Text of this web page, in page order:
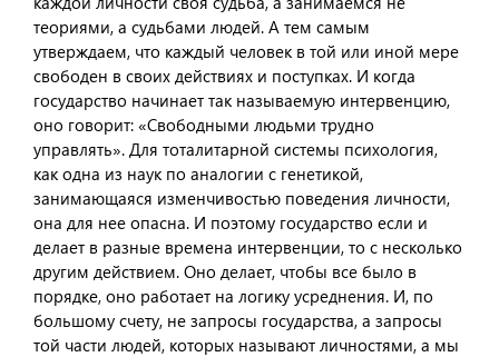
теориями, а судьбами людей. А тем самым
утверждаем, что каждый человек в той или иной мере
свободен в своих действиях и поступках. И когда
государство начинает так называемую интервенцию,
оно говорит: «Свободными людьми трудно
управлять». Для тоталитарной системы психология,
как одна из наук по аналогии с генетикой,
занимающаяся изменчивостью поведения личности,
она для нее опасна. И поэтому государство если и
делает в разные времена интервенции, то с несколько
другим действием. Оно делает, чтобы все было в
порядке, оно работает на логику усреднения. И, по
большому счету, не запросы государства, а запросы
той части людей, которых называют личностями, а мы